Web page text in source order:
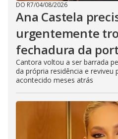
DO R7/04/08/2026
Ana Castela
urgentemente
fechadura da
Cantora voltou a ser barrada
da própria residência e reviveu
acontecido meses atrás